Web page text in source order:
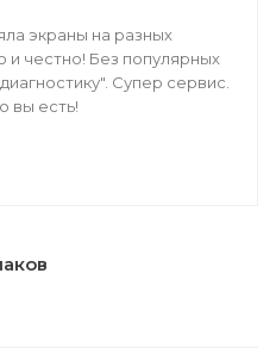
экраны на разных
и честно! Без популярных
Супер сервис.
вы есть!